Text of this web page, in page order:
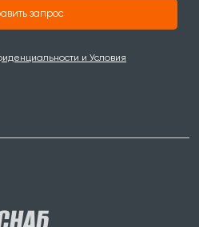
запрос
и Условия